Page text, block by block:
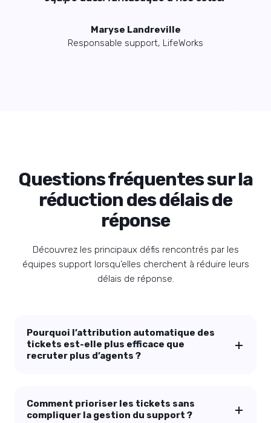
Maryse Landreville
Responsable support, LifeWorks
Questions fréquentes sur la
réduction des délais de
réponse
Découvrez les principaux défis rencontrés par les
équipes support lorsqu’elles cherchent à réduire leurs
délais de réponse.
Pourquoi l’attribution automatique des
tickets est-elle plus efficace que
recruter plus d’agents ?
Comment prioriser les tickets sans
compliquer la gestion du support ?